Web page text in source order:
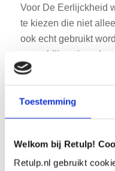
Toestemming
Welkom bij Retulp!
Retulp.nl gebruikt
Voor De Eerlijckheid
te kiezen die niet
ook echt gebruikt
naam blijven
een duurzaam
voorkomt
evenementen of bij
verwisseld. Een
naam zorgt ervoor